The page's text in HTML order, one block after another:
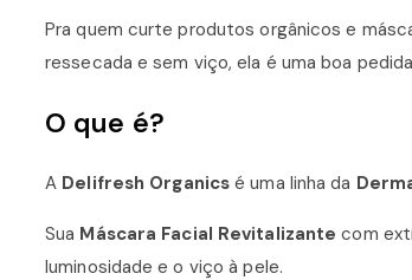
Pra quem curte produtos orgânicos e
ressecada e sem viço, ela é uma boa
O que é?
A Delifresh Organics é uma linha da
Sua Máscara Facial Revitalizante com
luminosidade e o viço à pele.